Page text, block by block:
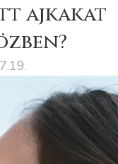
ajkakat